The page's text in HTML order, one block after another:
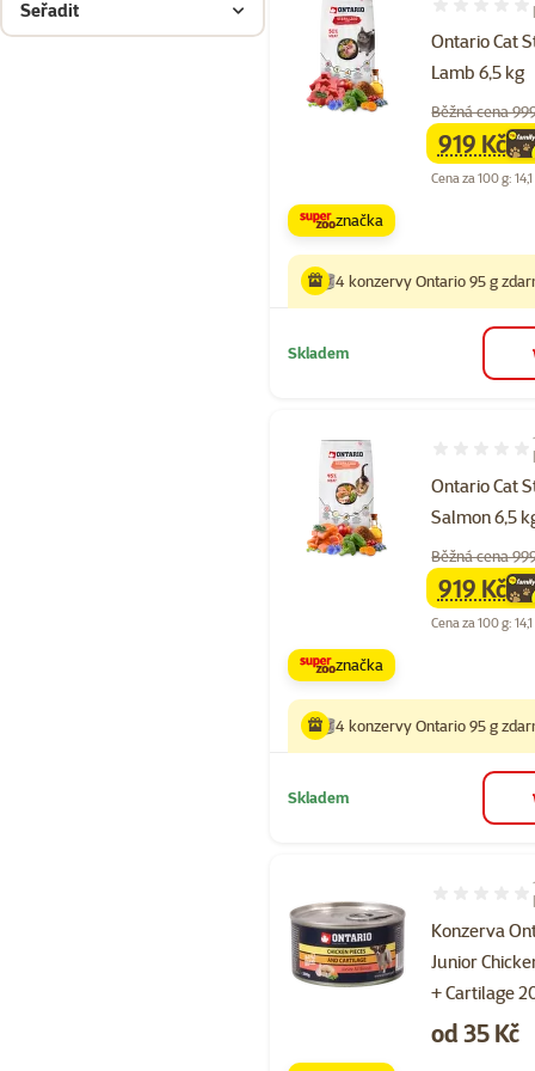
Seřadit
Ontario Cat
Lamb 6,5 kg
Hodnocení
Běžná cena
family
919 Kč
Cena za 100 g:
značka
4 konzervy Ontario 95 g
Skladem
Ontario Cat
Salmon 6,5
Hodnocení
Běžná cena
family
919 Kč
Cena za 100 g:
značka
4 konzervy Ontario 95 g
Skladem
Konzerva
Junior
+ Cartilage
Hodnocení
Cena
od 35 Kč